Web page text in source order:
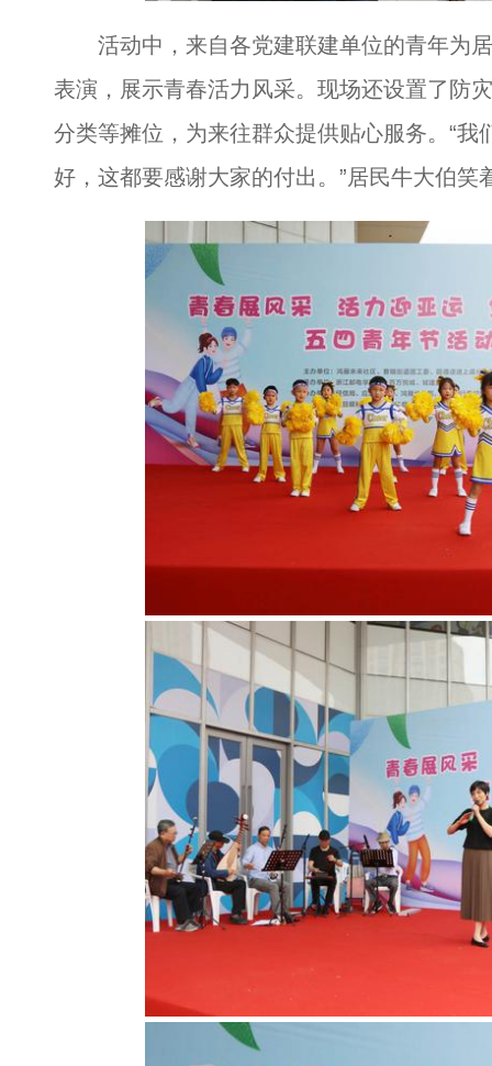
活动中，来自各党建联建单位的青年为居
表演，展示青春活力风采。现场还设置了防
分类等摊位，为来往群众提供贴心服务。“
好，这都要感谢大家的付出。”居民牛大伯笑